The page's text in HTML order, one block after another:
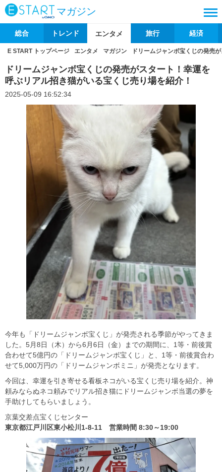
マガジン
総合 トレンド エンタメ 旅行 経済
E START トップページ エンタメ マガジン ドリームジャンボ宝くじの発売
ドリームジャンボ宝くじの発売がスタート！幸運を
呼ぶリアル招き猫がいる宝くじ売り場を紹介！
2025-05-09 16:52:34
今年も「ドリームジャンボ宝くじ」が発売される季節がやってきま
した。5月8日（木）から6月6日（金）までの期間に、1等・前後賞
合わせて5億円の「ドリームジャンボ宝くじ」と、1等・前後賞合わ
せて5,000万円の「ドリームジャンボミニ」が発売となります。
今回は、幸運を引き寄せる看板ネコがいる宝くじ売り場を紹介。神
頼みならぬネコ頼みでリアル招き猫にドリームジャンボ当選の夢を
手助けしてもらいましょう。
京葉交差点宝くじセンター
東京都江戸川区東小松川1-8-11 営業時間 8:30～19:00